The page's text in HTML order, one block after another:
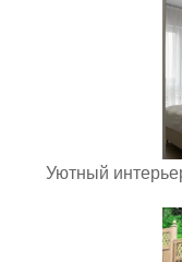
Уютный